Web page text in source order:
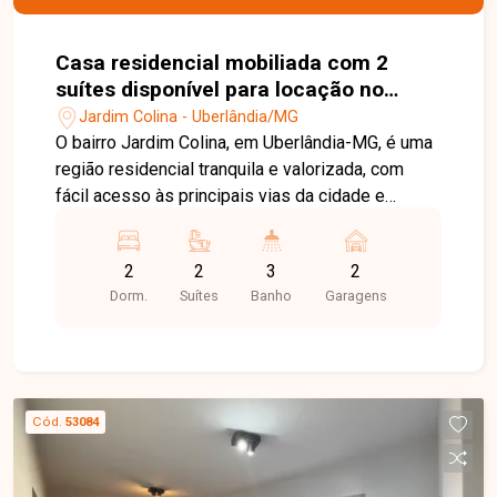
Casa residencial mobiliada com 2
suítes disponível para locação no
bairro Jardim Colina em Uberlândia-
MG
Jardim Colina - Uberlândia/MG
O bairro Jardim Colina, em Uberlândia-MG, é uma
região residencial tranquila e valorizada, com
fácil acesso às principais vias da cidade e
supermercados, escolas, farmácias e diversos
comércios, oferece praticidade, segurança e
qualidade de vida para toda a família. Linda casa
rack/painel com TV, mesa com cadeiras e
cortinas, lavabo, cozinha com armários
planejados, bancada, geladeira, cooktop e
eletrodomésticos, além de área de serviço com
2
Dorm.
2
Suítes
3
Banho
2
Garagens
Cód. 53084